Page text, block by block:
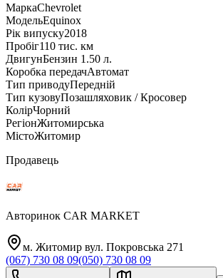
МаркаChevrolet
МодельEquinox
Рік випуску2018
Пробіг110 тис. км
ДвигунБензин 1.50 л.
Коробка передачАвтомат
Тип приводуПередній
Тип кузовуПозашляховик / Кросовер
КолірЧорний
РегіонЖитомирська
МістоЖитомир
Продавець
Авторинок CAR MARKET
м. Житомир вул. Покровська 271
(067) 730 08 09(050) 730 08 09